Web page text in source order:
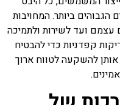
ביותר. המחויבות
עצמם ועד לשירות ולתמיכה
קפדניות כדי להבטיח
להשקעה לטווח ארוך